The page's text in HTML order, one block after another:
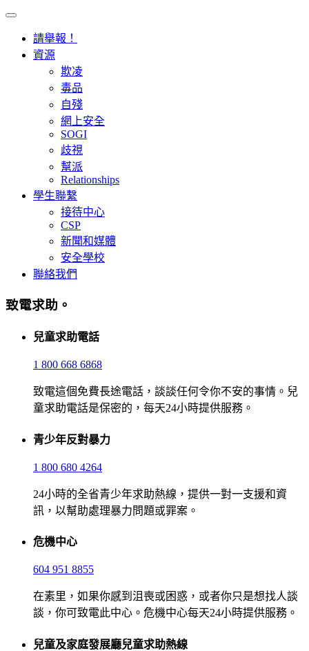
請舉報！
資源
欺凌
毒品
自殘
網上安全
SOGI
歧視
幫派
Relationships
學生聯繫
接待中心
CSP
新聞和媒體
安全學校
聯絡我們
致電求助。
兒童求助電話
1 800 668 6868
致電這個免費長途電話，談談任何令你不安的事情。兒
童求助電話是保密的，每天24小時提供服務。
青少年反對暴力
1 800 680 4264
24小時的全省青少年求助熱線，提供一對一支援和資
訊，以幫助處理暴力問題或罪案。
危機中心
604 951 8855
在素里，如果你感到沮喪或困惑，或者你只是想找人談
談，你可致電此中心。危機中心每天24小時提供服務。
兒童及家庭發展廳兒童求助熱線